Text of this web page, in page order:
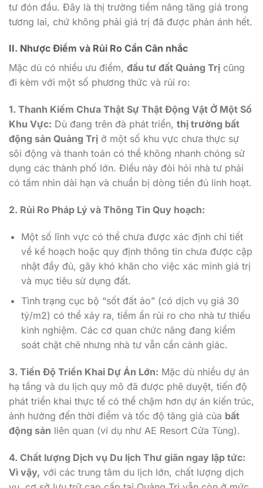
tư đón đầu. Đây là thị trường tiềm năng tăng giá trong
tương lai, chứ không phải giá trị đã được phản ánh hết.
II. Nhược Điểm và Rủi Ro Cần Cân nhắc
Mặc dù có nhiều ưu điểm, đầu tư đất Quảng Trị cũng
đi kèm với một số phương thức và rủi ro:
1. Thanh Kiếm Chưa Thật Sự Thật Động Vật Ở Một Số
Khu Vực: Dù đang trên đà phát triển, thị trường bất
động sản Quảng Trị ở một số khu vực chưa thực sự
sôi động và thanh toán có thể không nhanh chóng sử
dụng các thành phố lớn. Điều này đòi hỏi nhà tư phải
có tầm nhìn dài hạn và chuẩn bị dòng tiền đủ linh hoạt.
2. Rủi Ro Pháp Lý và Thông Tin Quy hoạch:
Một số lĩnh vực có thể chưa được xác định chi tiết
về kế hoạch hoặc quy định thông tin chưa được cập
nhật đầy đủ, gây khó khăn cho việc xác minh giá trị
và mục tiêu sử dụng đất.
Tình trạng cục bộ “sốt đất ảo” (có dịch vụ giá 30
tỷ/m2) có thể xảy ra, tiềm ẩn rủi ro cho nhà tư thiếu
kinh nghiệm. Các cơ quan chức năng đang kiểm
soát chặt chẽ nhưng nhà tư vẫn cần cảnh giác.
3. Tiến Độ Triển Khai Dự Án Lớn: Mặc dù nhiều dự án
hạ tầng và du lịch quy mô đã được phê duyệt, tiến độ
phát triển khai thực tế có thể chậm hơn dự án kiến ​​trúc,
ảnh hưởng đến thời điểm và tốc độ tăng giá của bất
động sản liên quan (ví dụ như AE Resort Cửa Tùng).
4. Chất lượng Dịch vụ Du lịch Thư giãn ngay lập tức:
Vì vậy, với các trung tâm du lịch lớn, chất lượng dịch